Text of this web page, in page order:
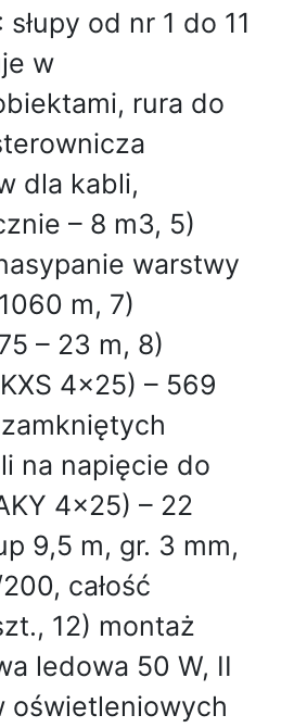
od nr 1 do 11
w
rura do
dla kabli,
– 8 m3, 5)
warstwy
m, 7)
– 23 m, 8)
4x25) – 569
na napięcie do
4x25) – 22
9,5 m, gr. 3 mm,
całość
12) montaż
ledowa 50 W, II
oświetleniowych